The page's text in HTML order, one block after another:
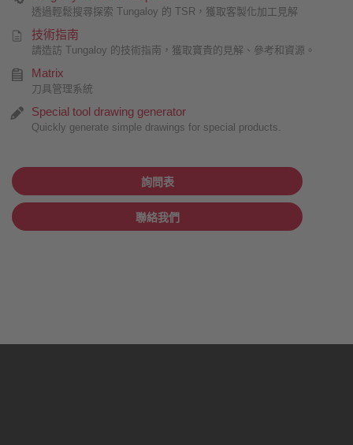
透過輕鬆搜尋探索 Tungaloy 的 TSR，獲取客製化加工見解
技術指南
請造訪 Tungaloy 的技術指南，獲取寶貴的見解、參考和資源。
Matrix
刀具管理系統
Special tool drawing generator
Quickly generate simple drawings for special products.
詢問表
聯絡我們